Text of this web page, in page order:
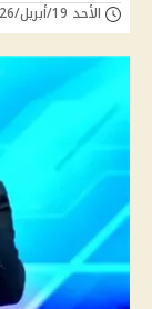
الأحد 19/أبريل/2026 - 09:25 م